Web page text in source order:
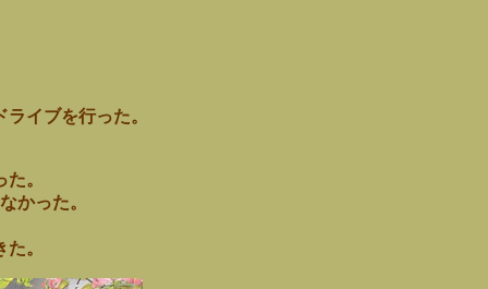
イブを行った。
。
かった。
。